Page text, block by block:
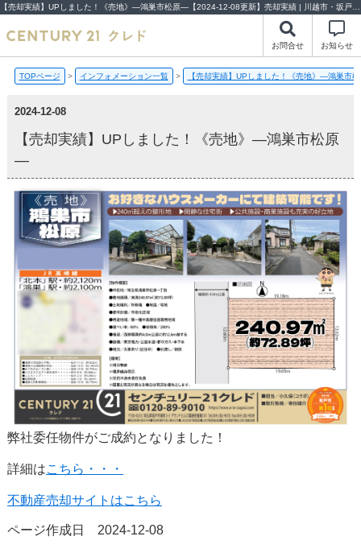
お問合せ お知らせ
TOPページ > インフォメーション一覧 > 【売却実績】UPしました！《売地》―鴻巣市
2024-12-08
【売却実績】UPしました！《売地》―鴻巣市松原
―
弊社委任物件がご成約となりました！
詳細はこちら・・・
不動産売却サイトはこちら
ページ作成日 2024-12-08